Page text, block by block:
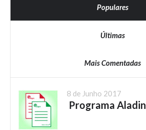
Populares
Últimas
Mais Comentadas
8 de Junho 2017
Programa Aladin